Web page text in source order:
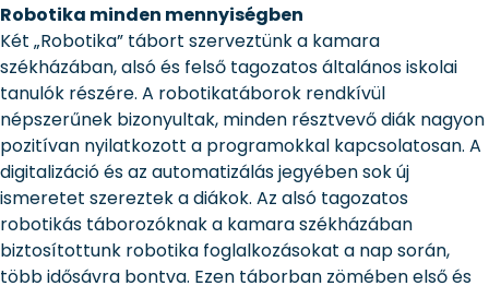
Robotika minden mennyiségben
Két „Robotika” tábort szerveztünk a kamara
székházában, alsó és felső tagozatos általános iskolai
tanulók részére. A robotikatáborok rendkívül
népszerűnek bizonyultak, minden résztvevő diák nagyon
pozitívan nyilatkozott a programokkal kapcsolatosan. A
digitalizáció és az automatizálás jegyében sok új
ismeretet szereztek a diákok. Az alsó tagozatos
robotikás táborozóknak a kamara székházában
biztosítottunk robotika foglalkozásokat a nap során,
több idősávra bontva. Ezen táborban zömében első és